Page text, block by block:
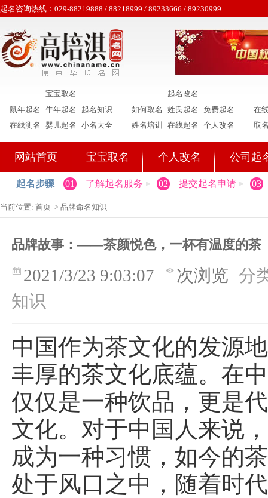
起名咨询热线：029-88219888 / 88218999 / 89233666 / 89230999
宝宝取名
鼠年起名
牛年起名
起名知识
在线测名
婴儿起名 小名大全
起名改名
如何取名
姓氏起名
免费起名
姓名培训
在线起名 个人改名
在
取
网站首页 宝宝取名 个人改名 公司起
起名步骤 01 了解起名服务 02 提交起名申请 03
当前位置: 首页 > 品牌命名知识
品牌故事：——茶颜悦色，一杯有温度的茶
2021/3/23 9:03:07 次浏览 分
知识
中国作为茶文化的发源
丰厚的茶文化底蕴。在
仅仅是一种饮品，更是
文化。对于中国人来说
成为一种习惯，如今的
处于风口之中，随着时